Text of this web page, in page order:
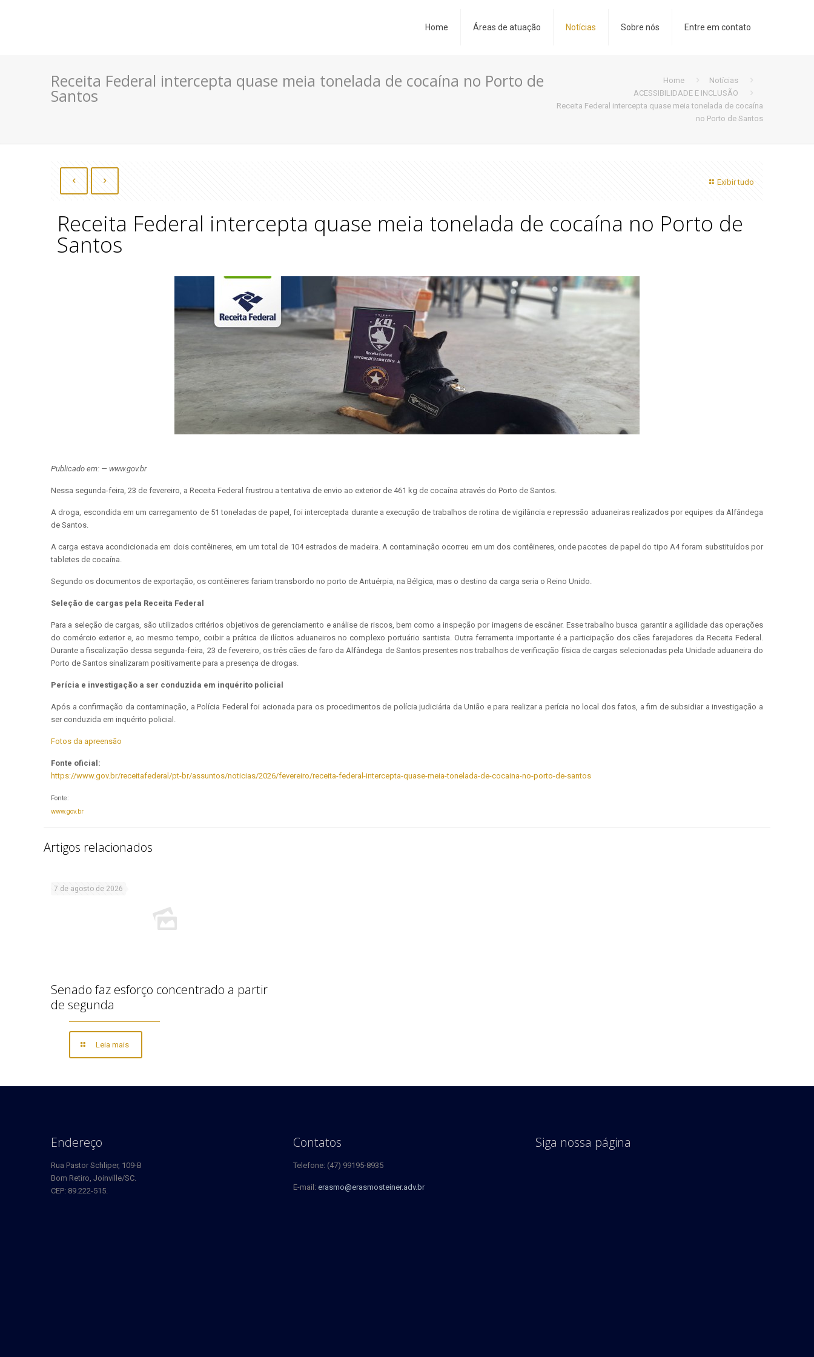
Home Áreas de atuação Notícias Sobre nós Entre em contato
Receita Federal intercepta quase meia tonelada de cocaína no Porto de
Santos
Home
Notícias
ACESSIBILIDADE E INCLUSÃO
Receita Federal intercepta quase meia tonelada de cocaína
no Porto de Santos
Exibir tudo
Receita Federal intercepta quase meia tonelada de cocaína no Porto de
Santos
Publicado em: — www.gov.br
Nessa segunda-feira, 23 de fevereiro, a Receita Federal frustrou a tentativa de envio ao exterior de 461 kg de cocaína através do Porto de Santos.
A droga, escondida em um carregamento de 51 toneladas de papel, foi interceptada durante a execução de trabalhos de rotina de vigilância e repressão aduaneiras realizados por equipes da Alfândega
de Santos.
A carga estava acondicionada em dois contêineres, em um total de 104 estrados de madeira. A contaminação ocorreu em um dos contêineres, onde pacotes de papel do tipo A4 foram substituídos por
tabletes de cocaína.
Segundo os documentos de exportação, os contêineres fariam transbordo no porto de Antuérpia, na Bélgica, mas o destino da carga seria o Reino Unido.
Seleção de cargas pela Receita Federal
Para a seleção de cargas, são utilizados critérios objetivos de gerenciamento e análise de riscos, bem como a inspeção por imagens de escâner. Esse trabalho busca garantir a agilidade das operações
do comércio exterior e, ao mesmo tempo, coibir a prática de ilícitos aduaneiros no complexo portuário santista. Outra ferramenta importante é a participação dos cães farejadores da Receita Federal.
Durante a fiscalização dessa segunda-feira, 23 de fevereiro, os três cães de faro da Alfândega de Santos presentes nos trabalhos de verificação física de cargas selecionadas pela Unidade aduaneira do
Porto de Santos sinalizaram positivamente para a presença de drogas.
Perícia e investigação a ser conduzida em inquérito policial
Após a confirmação da contaminação, a Polícia Federal foi acionada para os procedimentos de polícia judiciária da União e para realizar a perícia no local dos fatos, a fim de subsidiar a investigação a
ser conduzida em inquérito policial.
Fotos da apreensão
Fonte oficial:
https://www.gov.br/receitafederal/pt-br/assuntos/noticias/2026/fevereiro/receita-federal-intercepta-quase-meia-tonelada-de-cocaina-no-porto-de-santos
Fonte:
www.gov.br
Artigos relacionados
7 de agosto de 2026
Senado faz esforço concentrado a partir
de segunda
Leia mais
Endereço
Rua Pastor Schliper, 109-B
Bom Retiro, Joinville/SC.
CEP: 89.222-515.
Contatos
Telefone: (47) 99195-8935
E-mail: erasmo@erasmosteiner.adv.br
Siga nossa página